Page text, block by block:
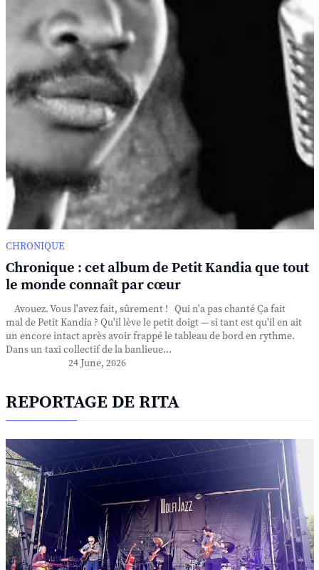
CHRONIQUE
Chronique : cet album de Petit Kandia que tout
le monde connaît par cœur
Avouez. Vous l'avez fait, sûrement ! Qui n'a pas chanté Ça fait
mal de Petit Kandia ? Qu'il lève le petit doigt — si tant est qu'il en ait
un encore intact après avoir frappé le tableau de bord en rythme.
Dans un taxi collectif de la banlieue...
24 June, 2026
REPORTAGE DE RITA